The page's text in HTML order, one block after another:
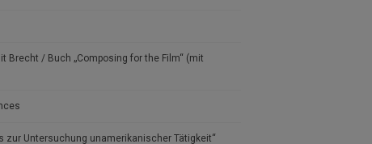
/ Buch „Composing for the Film“ (mit
zur Untersuchung unamerikanischer Tätigkeit“